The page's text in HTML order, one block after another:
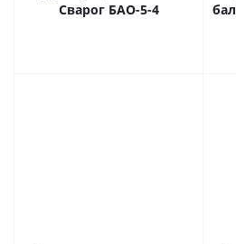
Сварог БАО-5-4